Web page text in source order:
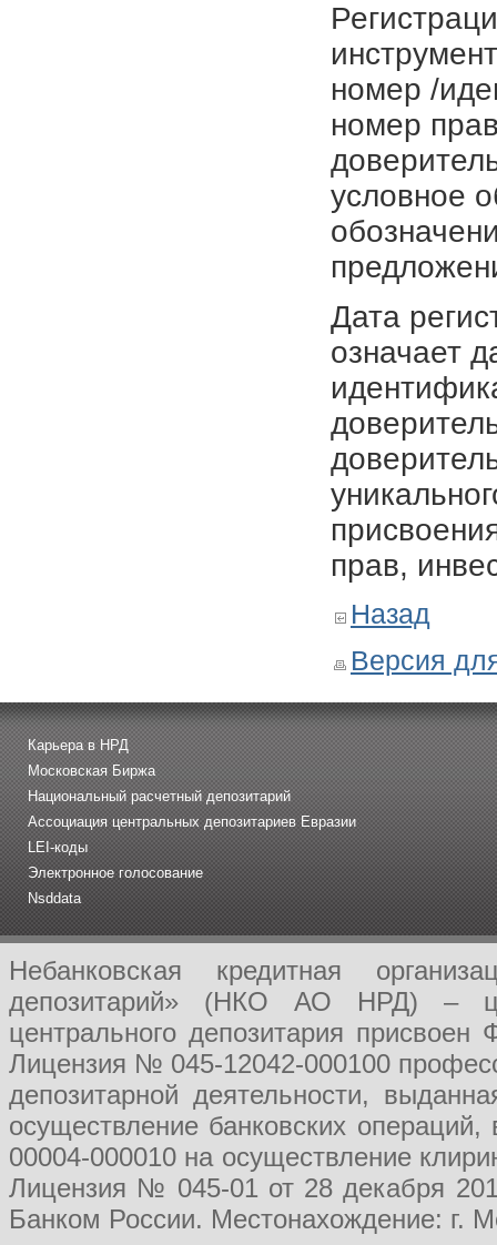
номер /
номер
условное
Дата
означает
прав,
Назад
Версия
Карьера в НРД
Московская Биржа
Национальный расчетный депозитарий
Ассоциация центральных депозитариев Евразии
LEI-коды
Электронное голосование
Nsddata
Небанковская кредитная
депозитарий» (НКО АО НРД) –
центрального депозитария
Лицензия № 045-12042-000100
депозитарной деятельности,
осуществление банковских
00004-000010 на осуществление
Лицензия № 045-01 от 28 декабря
Банком России. Местонахождение: г.